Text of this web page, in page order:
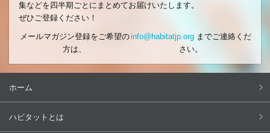
集などを四半期ごとにまとめてお届けいたします。
ぜひご登録ください！
メールマガジン登録をご希望の
方は、
info@habitatjp.orgまでご連絡くだ
さい。
ホーム
ハビタットとは